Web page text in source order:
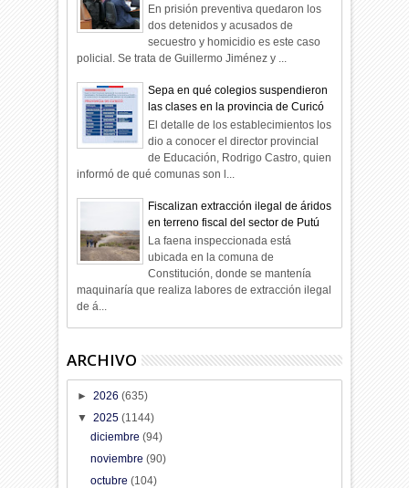
En prisión preventiva quedaron los
dos detenidos y acusados de
secuestro y homicidio es este caso
policial. Se trata de Guillermo Jiménez y ...
Sepa en qué colegios suspendieron
las clases en la provincia de Curicó
El detalle de los establecimientos los
dio a conocer el director provincial
de Educación, Rodrigo Castro, quien
informó de qué comunas son l...
Fiscalizan extracción ilegal de áridos
en terreno fiscal del sector de Putú
La faena inspeccionada está
ubicada en la comuna de
Constitución, donde se mantenía
maquinaría que realiza labores de extracción ilegal
de á...
ARCHIVO
►2026(635)
▼2025(1144)
diciembre (94)
noviembre (90)
octubre (104)